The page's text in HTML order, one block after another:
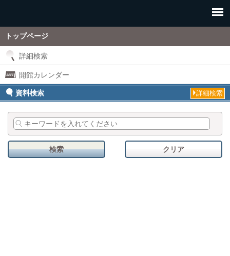
トップページ
詳細検索
開館カレンダー
資料検索 詳細検索
検索 クリア